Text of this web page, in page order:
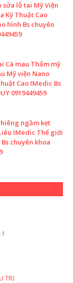
lỗ tai Mỹ Viện
Kỹ Thuật Cao
hình Bs chuyên
Cà mau Thẩm mỹ
Mỹ viện Nano
Cao IMedic Bs
0919449459
ngầm kẹt
IMedic Thế giới
chuyên khoa
!
TRỊ